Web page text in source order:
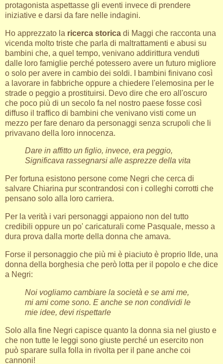
protagonista aspettasse gli eventi invece di prendere
iniziative e darsi da fare nelle indagini.
Ho apprezzato la ricerca storica di Maggi che racconta una
vicenda molto triste che parla di maltrattamenti e abusi su
bambini che, a quel tempo, venivano addirittura venduti
dalle loro famiglie perché potessero avere un futuro migliore
o solo per avere in cambio dei soldi. I bambini finivano così
a lavorare in fabbriche oppure a chiedere l'elemosina per le
strade o peggio a prostituirsi. Devo dire che ero all'oscuro
che poco più di un secolo fa nel nostro paese fosse così
diffuso il traffico di bambini che venivano visti come un
mezzo per fare denaro da personaggi senza scrupoli che li
privavano della loro innocenza.
Dare in affitto un figlio, invece, era peggio,
Significava rassegnarsi alle asprezze della vita
Per fortuna esistono persone come Negri che cerca di
salvare Chiarina pur scontrandosi con i colleghi corrotti che
pensano solo alla loro carriera.
Per la verità i vari personaggi appaiono non del tutto
credibili oppure un po' caricaturali come Pasquale, messo a
dura prova dalla morte della donna che amava.
Forse il personaggio che più mi è piaciuto è proprio Ilde, una
donna della borghesia che però lotta per il popolo e che dice
a Negri:
Noi vogliamo cambiare la società e se ami me,
mi ami come sono. E anche se non condividi le
mie idee, devi rispettarle
Solo alla fine Negri capisce quanto la donna sia nel giusto e
che non tutte le leggi sono giuste perché un esercito non
può sparare sulla folla in rivolta per il pane anche coi
cannoni!